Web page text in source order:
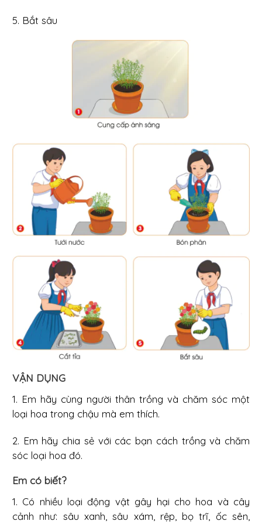
5. Bắt sâu
VẬN DỤNG
1. Em hãy cùng người thân trồng và chăm sóc một
loại hoa trong chậu mà em thích.
2. Em hãy chia sẻ với các bạn cách trồng và chăm
sóc loại hoa đó.
Em có biết?
1. Có nhiều loại động vật gây hại cho hoa và cây
cảnh như: sâu xanh, sâu xám, rệp, bọ trĩ, ốc sên,